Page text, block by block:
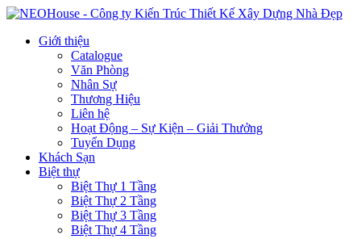
Giới thiệu
Catalogue
Văn Phòng
Nhân Sự
Thương Hiệu
Liên hệ
Hoạt Động – Sự Kiện – Giải Thưởng
Tuyển Dụng
Khách Sạn
Biệt thự
Biệt Thự 1 Tầng
Biệt Thự 2 Tầng
Biệt Thự 3 Tầng
Biệt Thự 4 Tầng